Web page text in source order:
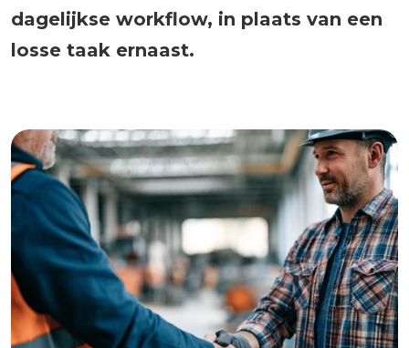
dagelijkse workflow, in plaats van een
losse taak ernaast.